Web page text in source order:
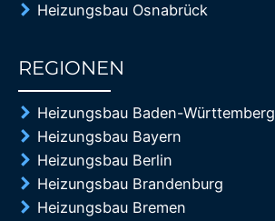
Heizungsbau Osnabrück
REGIONEN
Heizungsbau Baden-Württemberg
Heizungsbau Bayern
Heizungsbau Berlin
Heizungsbau Brandenburg
Heizungsbau Bremen